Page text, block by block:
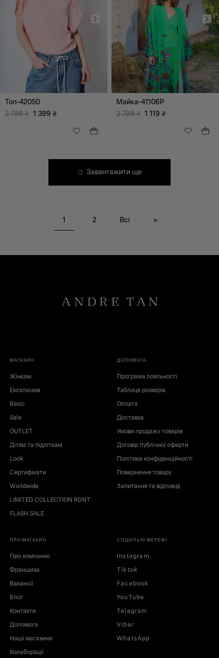
Топ-42050
2 799 ₴ 1 399 ₴
Майка-41106P
2 799 ₴ 1 119 ₴
Завантажити ще
1 2 Всі »
МАГАЗИН
Жінкам
Ексклюзив
Basic
Sale
OUTLET
Дітям та підліткам
Look
Сертифікати
Worldwide
LIMITED COLLECTION RDNT
FLASH SALE
ДОПОМОГА
Програма лояльності
Таблиця розмірів
Оплата
Доставка
Умови продажу товарів
Договір публічної оферти
Політика конфіденційності
Повернення товару
Запитання та відповіді
ПРО МАГАЗИН
Про компанію
Франшиза
Вакансії
Блог
Контакти
Допомога
Наші магазини
Колаборації
СОЦІАЛЬНІ МЕРЕЖІ
Instagram
Tiktok
Facebook
YouTube
Telegram
Viber
WhatsApp